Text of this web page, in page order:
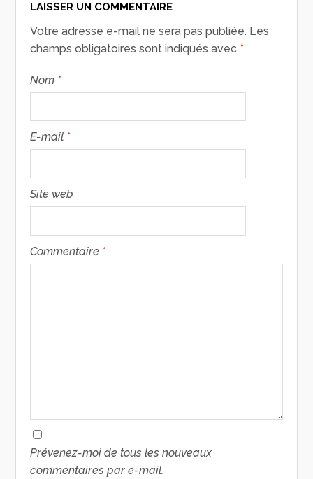
LAISSER UN COMMENTAIRE
Votre adresse e-mail ne sera pas publiée. Les
champs obligatoires sont indiqués avec *
Nom *
E-mail *
Site web
Commentaire *
Prévenez-moi de tous les nouveaux
commentaires par e-mail.